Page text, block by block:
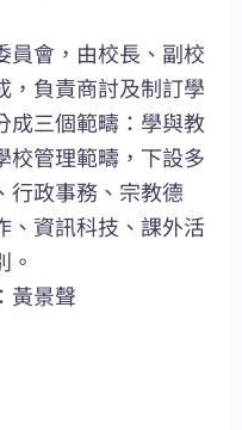
員會，由校長、副校
，負責商討及制訂學
成三個範疇：學與教
校管理範疇，下設多
行政事務、宗教德
、資訊科技、課外活
黃景聲